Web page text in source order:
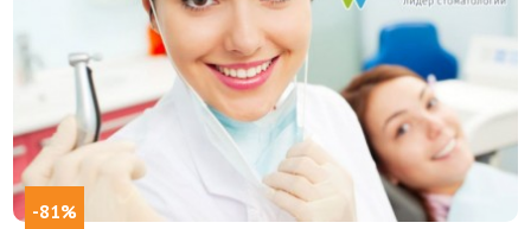
-81%